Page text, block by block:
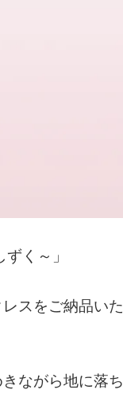
く～」
スをご納品いた
ながら地に落ち